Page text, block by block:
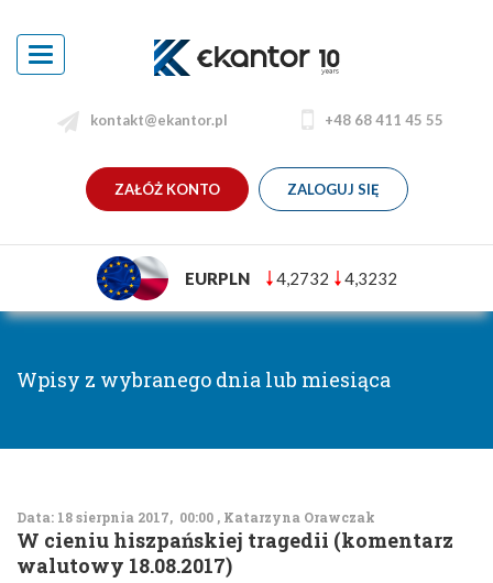
Toggle
navigation
kontakt@ekantor.pl +48 68 411 45 55
ZAŁÓŻ KONTO ZALOGUJ SIĘ
EURPLN 4,2732 4,3232
Wpisy z wybranego dnia lub miesiąca
Data: 18 sierpnia 2017, 00:00 , Katarzyna Orawczak
W cieniu hiszpańskiej tragedii (komentarz
walutowy 18.08.2017)